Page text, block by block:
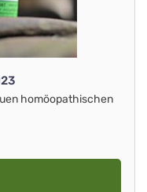
homöopathischen